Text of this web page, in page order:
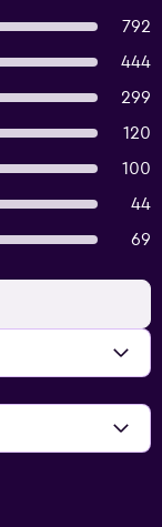
792
444
299
120
100
44
69